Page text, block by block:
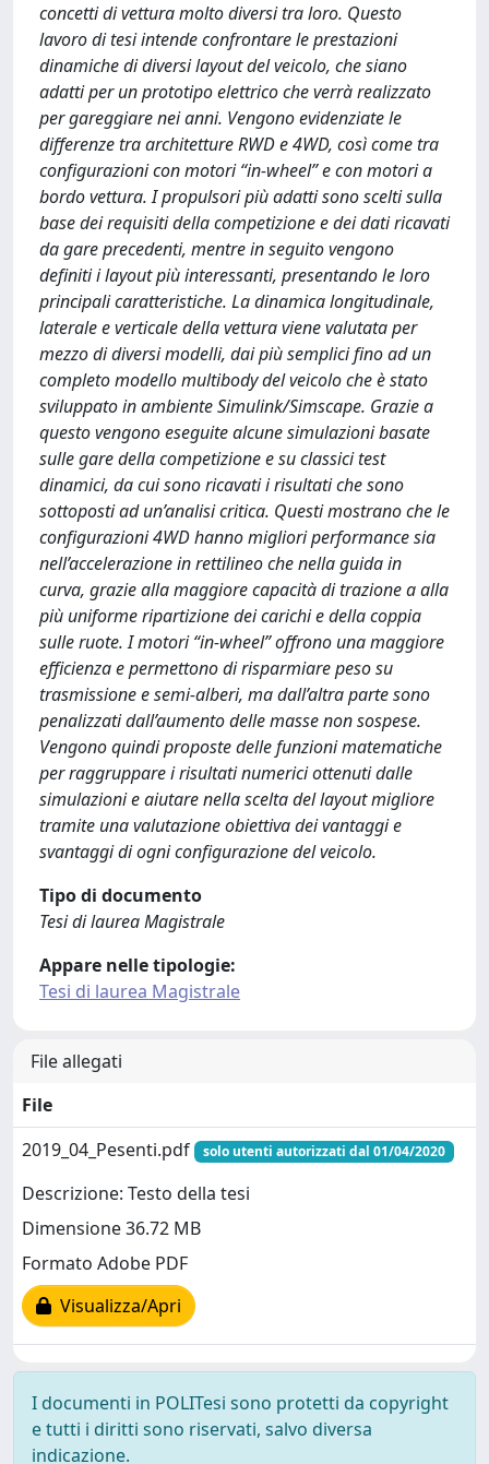
concetti di vettura molto diversi tra loro. Questo
lavoro di tesi intende confrontare le prestazioni
dinamiche di diversi layout del veicolo, che siano
adatti per un prototipo elettrico che verrà realizzato
per gareggiare nei anni. Vengono evidenziate le
differenze tra architetture RWD e 4WD, così come tra
configurazioni con motori “in-wheel” e con motori a
bordo vettura. I propulsori più adatti sono scelti sulla
base dei requisiti della competizione e dei dati ricavati
da gare precedenti, mentre in seguito vengono
definiti i layout più interessanti, presentando le loro
principali caratteristiche. La dinamica longitudinale,
laterale e verticale della vettura viene valutata per
mezzo di diversi modelli, dai più semplici fino ad un
completo modello multibody del veicolo che è stato
sviluppato in ambiente Simulink/Simscape. Grazie a
questo vengono eseguite alcune simulazioni basate
sulle gare della competizione e su classici test
dinamici, da cui sono ricavati i risultati che sono
sottoposti ad un’analisi critica. Questi mostrano che le
configurazioni 4WD hanno migliori performance sia
nell’accelerazione in rettilineo che nella guida in
curva, grazie alla maggiore capacità di trazione a alla
più uniforme ripartizione dei carichi e della coppia
sulle ruote. I motori “in-wheel” offrono una maggiore
efficienza e permettono di risparmiare peso su
trasmissione e semi-alberi, ma dall’altra parte sono
penalizzati dall’aumento delle masse non sospese.
Vengono quindi proposte delle funzioni matematiche
per raggruppare i risultati numerici ottenuti dalle
simulazioni e aiutare nella scelta del layout migliore
tramite una valutazione obiettiva dei vantaggi e
svantaggi di ogni configurazione del veicolo.
Tipo di documento
Tesi di laurea Magistrale
Appare nelle tipologie:
Tesi di laurea Magistrale
File allegati
File
2019_04_Pesenti.pdf
solo utenti autorizzati dal 01/04/2020
Descrizione: Testo della tesi
Dimensione 36.72 MB
Formato Adobe PDF
Visualizza/Apri
I documenti in POLITesi sono protetti da copyright
e tutti i diritti sono riservati, salvo diversa
indicazione.